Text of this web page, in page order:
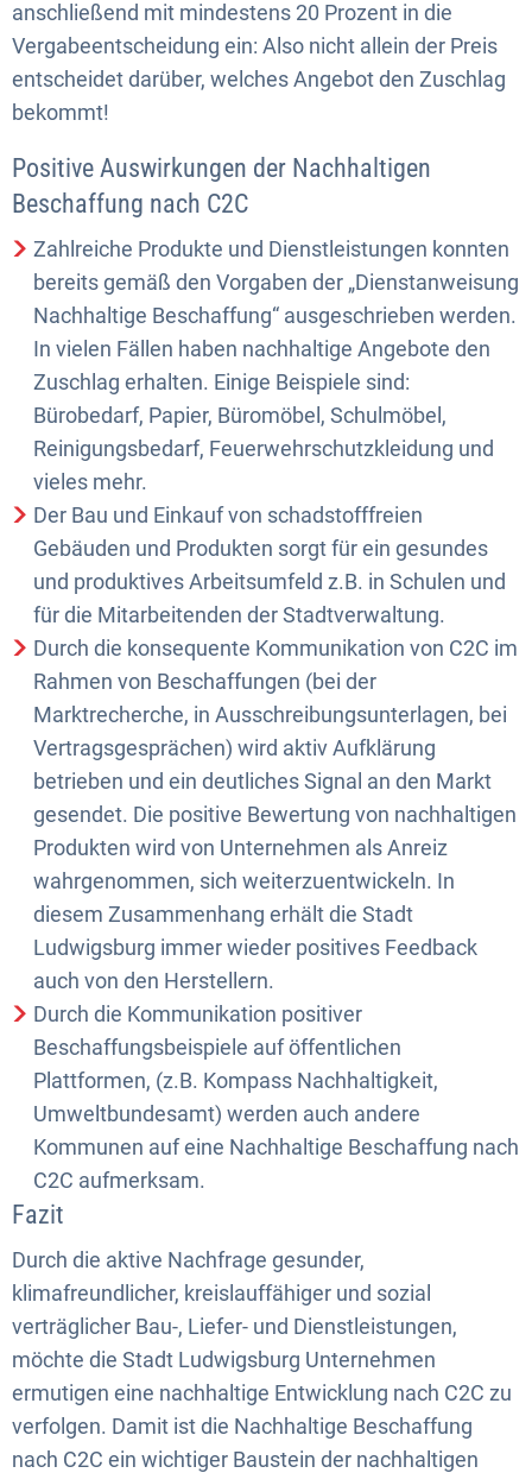
anschließend mit mindestens 20 Prozent in die
Vergabeentscheidung ein: Also nicht allein der Preis
entscheidet darüber, welches Angebot den Zuschlag
bekommt!
Positive Auswirkungen der Nachhaltigen
Beschaffung nach C2C
Zahlreiche Produkte und Dienstleistungen konnten
bereits gemäß den Vorgaben der „Dienstanweisung
Nachhaltige Beschaffung“ ausgeschrieben werden.
In vielen Fällen haben nachhaltige Angebote den
Zuschlag erhalten. Einige Beispiele sind:
Bürobedarf, Papier, Büromöbel, Schulmöbel,
Reinigungsbedarf, Feuerwehrschutzkleidung und
vieles mehr.
Der Bau und Einkauf von schadstofffreien
Gebäuden und Produkten sorgt für ein gesundes
und produktives Arbeitsumfeld z.B. in Schulen und
für die Mitarbeitenden der Stadtverwaltung.
Durch die konsequente Kommunikation von C2C im
Rahmen von Beschaffungen (bei der
Marktrecherche, in Ausschreibungsunterlagen, bei
Vertragsgesprächen) wird aktiv Aufklärung
betrieben und ein deutliches Signal an den Markt
gesendet. Die positive Bewertung von nachhaltigen
Produkten wird von Unternehmen als Anreiz
wahrgenommen, sich weiterzuentwickeln. In
diesem Zusammenhang erhält die Stadt
Ludwigsburg immer wieder positives Feedback
auch von den Herstellern.
Durch die Kommunikation positiver
Beschaffungsbeispiele auf öffentlichen
Plattformen, (z.B. Kompass Nachhaltigkeit,
Umweltbundesamt) werden auch andere
Kommunen auf eine Nachhaltige Beschaffung nach
C2C aufmerksam.
Fazit
Durch die aktive Nachfrage gesunder,
klimafreundlicher, kreislauffähiger und sozial
verträglicher Bau-, Liefer- und Dienstleistungen,
möchte die Stadt Ludwigsburg Unternehmen
ermutigen eine nachhaltige Entwicklung nach C2C zu
verfolgen. Damit ist die Nachhaltige Beschaffung
nach C2C ein wichtiger Baustein der nachhaltigen